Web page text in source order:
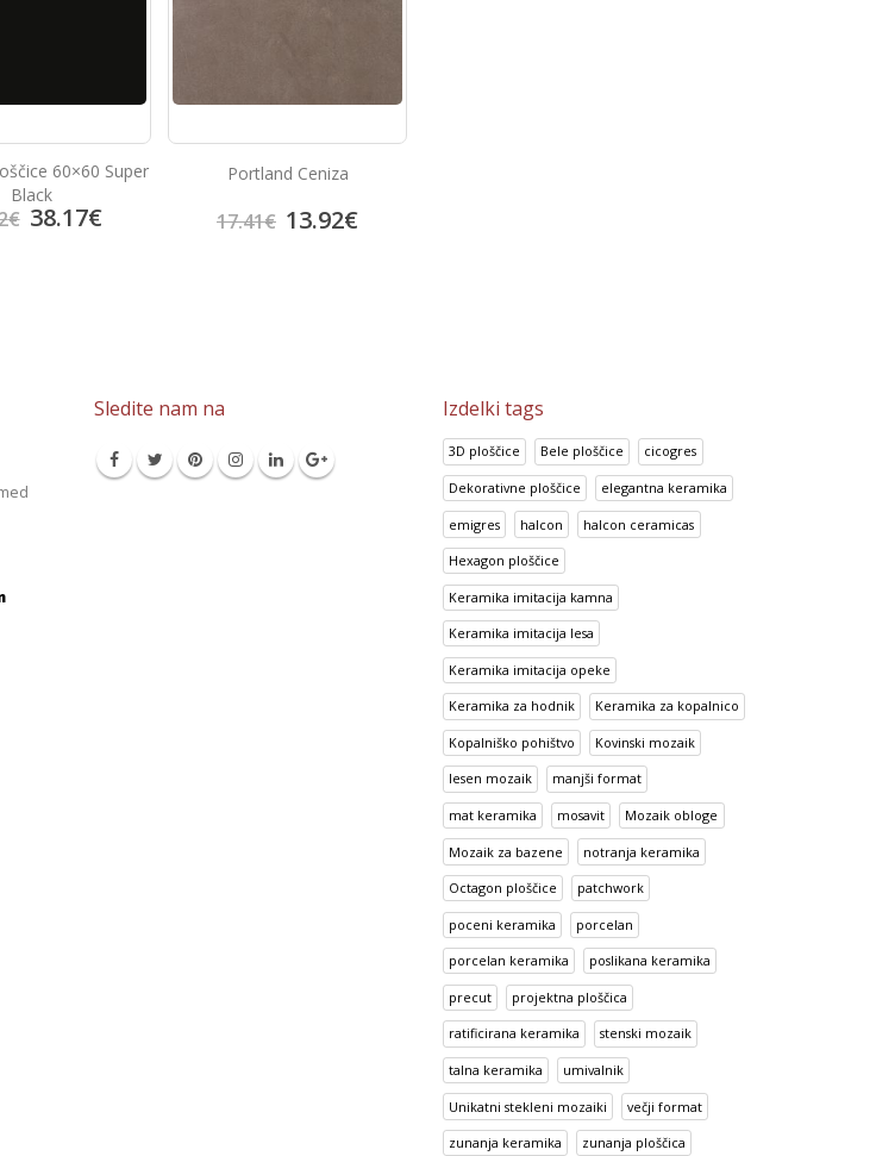
60×60 Super
Black
€ 38.17€
Portland Ceniza
17.41€ 13.92€
Sledite nam na Izdelki tags
3D ploščice Bele ploščice cicogres
Dekorativne ploščice elegantna keramika
emigres halcon halcon ceramicas
Hexagon ploščice
Keramika imitacija kamna
Keramika imitacija lesa
Keramika imitacija opeke
Keramika za hodnik Keramika za kopalnico
Kopalniško pohištvo Kovinski mozaik
lesen mozaik manjši format
mat keramika mosavit Mozaik obloge
Mozaik za bazene notranja keramika
Octagon ploščice patchwork
poceni keramika porcelan
porcelan keramika poslikana keramika
precut projektna ploščica
ratificirana keramika stenski mozaik
talna keramika umivalnik
Unikatni stekleni mozaiki večji format
zunanja keramika zunanja ploščica